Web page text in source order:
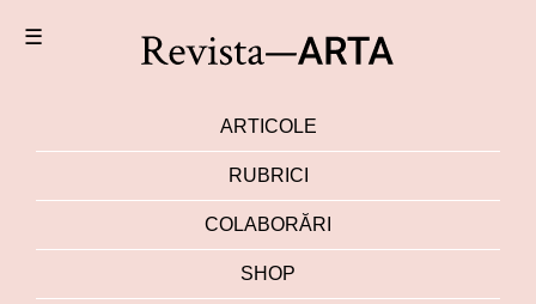
☰
ARTICOLE
RUBRICI
COLABORĂRI
SHOP